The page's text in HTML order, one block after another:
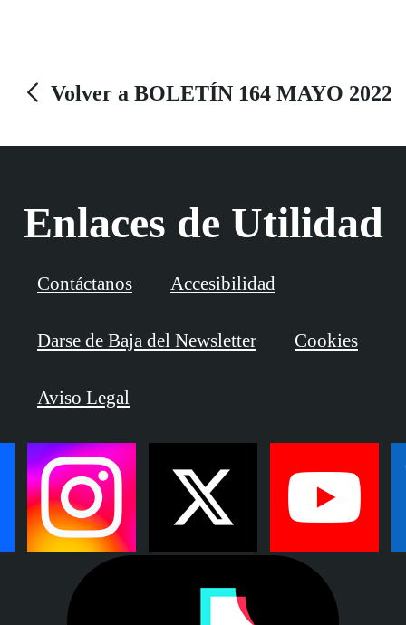
representantes andaluces “más diálogo, más consenso
Volver a BOLETÍN 164 MAYO 2022
Enlaces de Utilidad
Contáctanos Accesibilidad
Darse de Baja del Newsletter Cookies
Aviso Legal